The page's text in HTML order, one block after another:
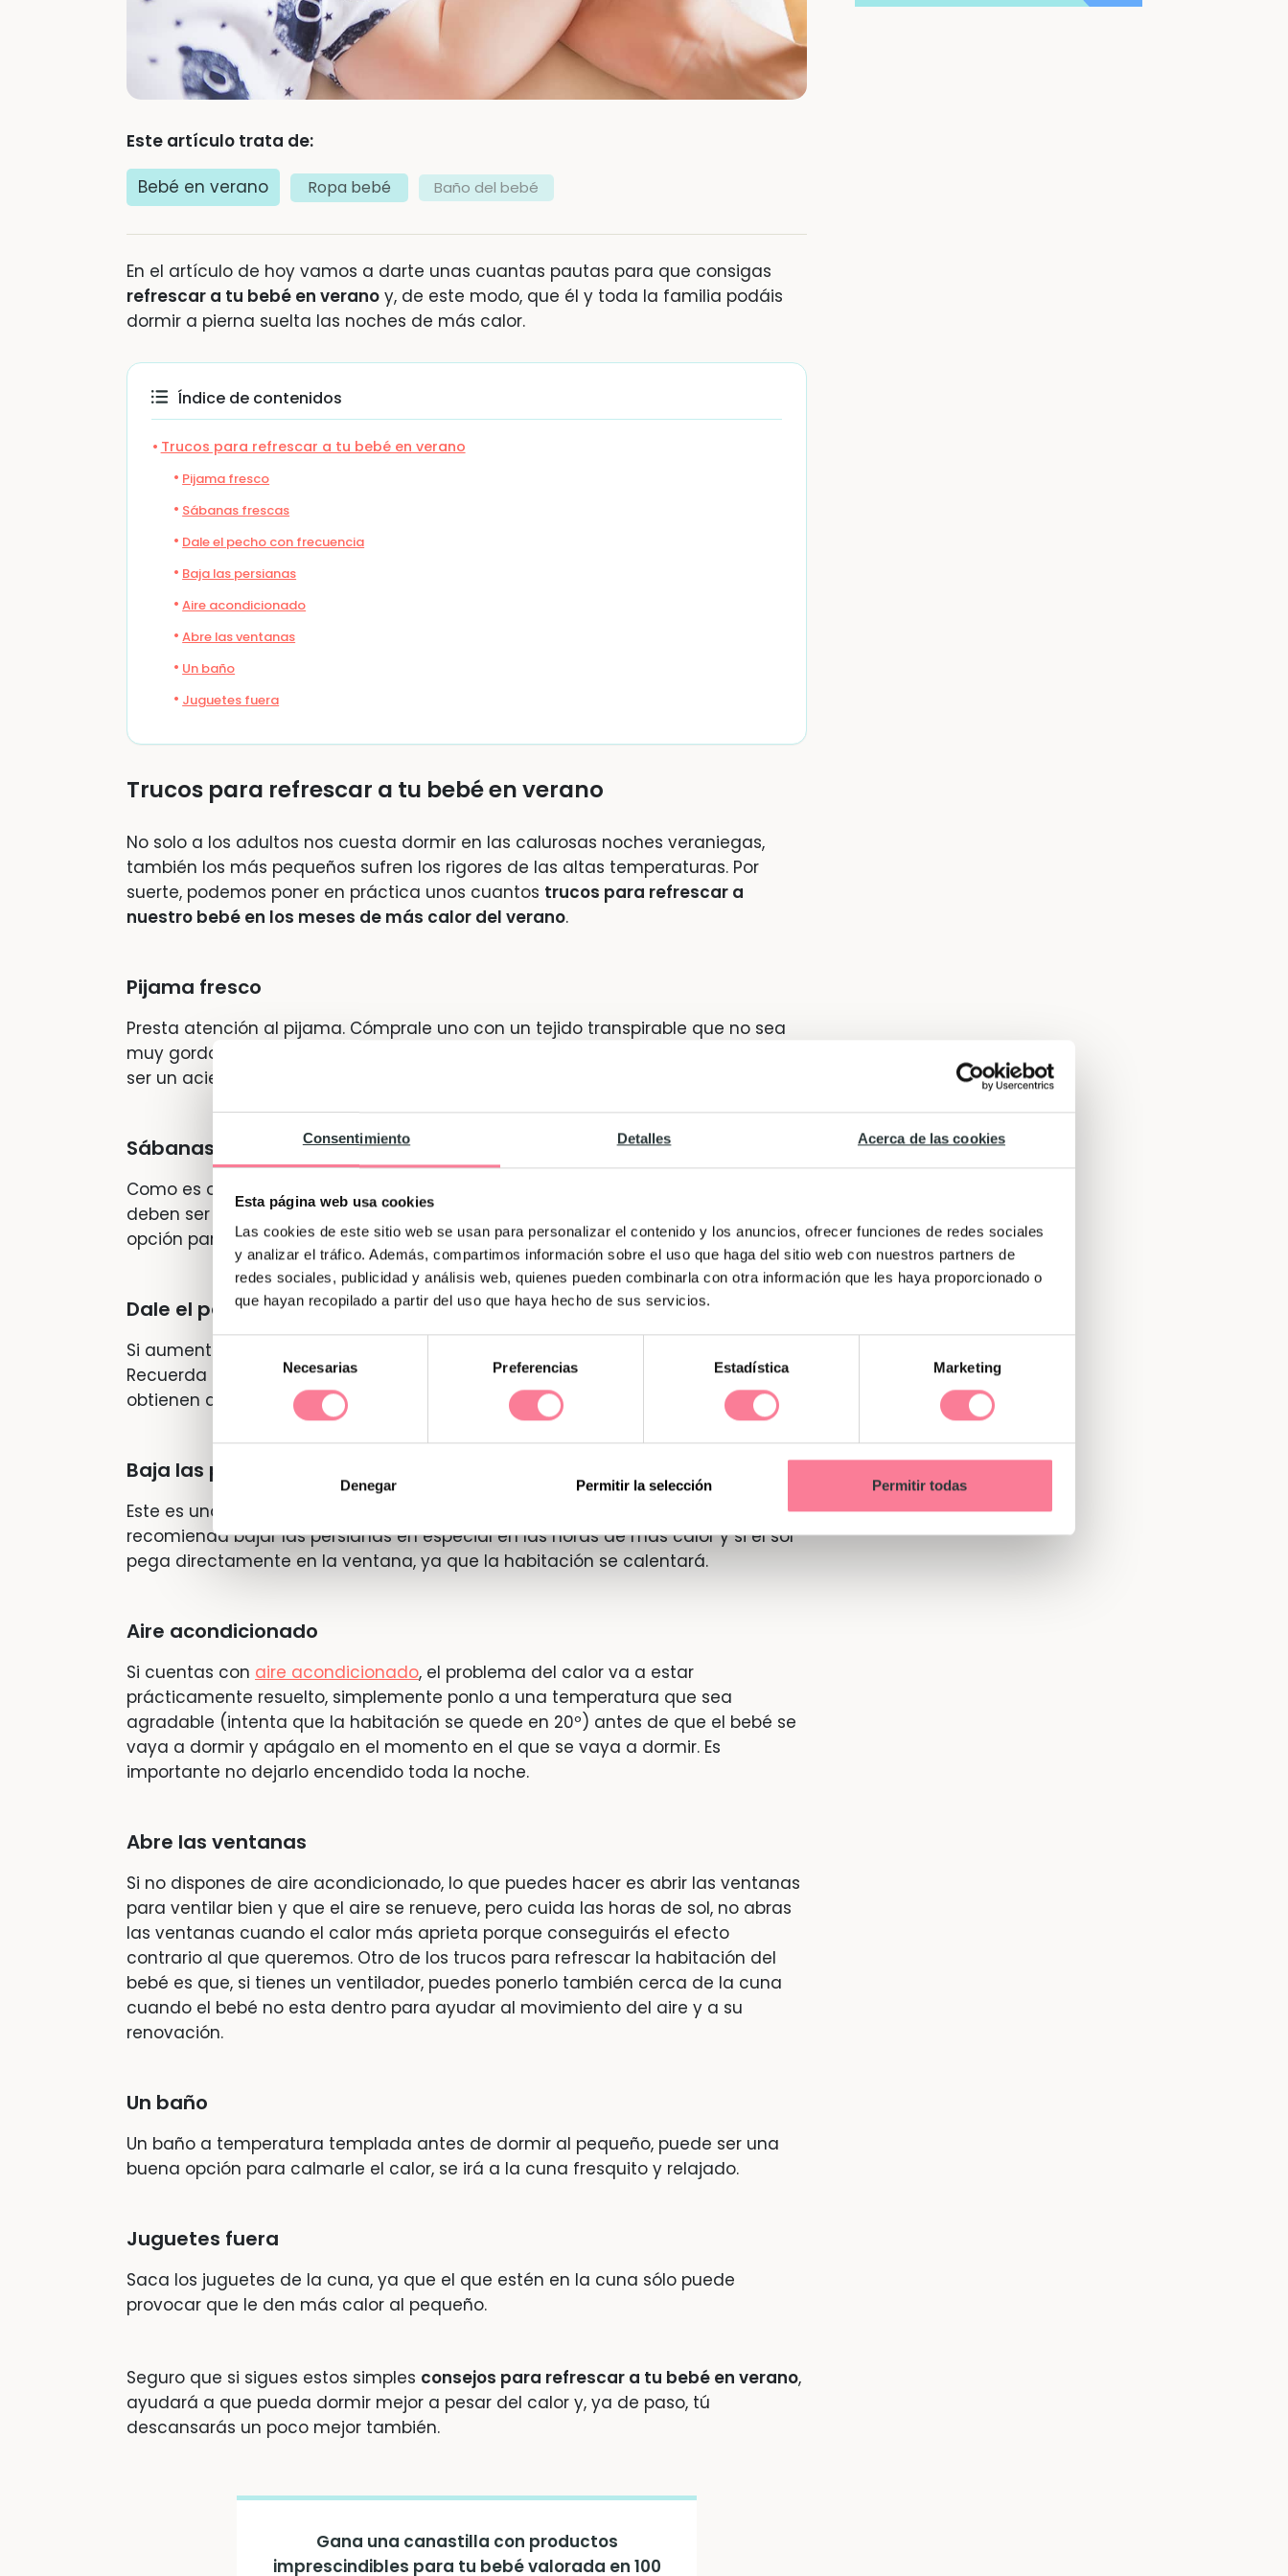
Consentimiento Detalles Acerca de las cookies
Esta página web usa cookies
Las cookies de este sitio web se usan para personalizar el contenido y los anuncios, ofrecer funciones de redes sociales
y analizar el tráfico. Además, compartimos información sobre el uso que haga del sitio web con nuestros partners de
redes sociales, publicidad y análisis web, quienes pueden combinarla con otra información que les haya proporcionado o
que hayan recopilado a partir del uso que haya hecho de sus servicios.
consentimiento
Necesarias Preferencias Estadística Marketing
Denegar Permitir la selección Permitir todas
Este artículo trata de:
Bebé en verano
Ropa bebé Baño del bebé
En el artículo de hoy vamos a darte unas cuantas pautas para que consigas
refrescar a tu bebé en verano y, de este modo, que él y toda la familia podáis
dormir a pierna suelta las noches de más calor.
Índice de contenidos
Trucos para refrescar a tu bebé en verano
Pijama fresco
Sábanas frescas
Dale el pecho con frecuencia
Baja las persianas
Aire acondicionado
Abre las ventanas
Un baño
Juguetes fuera
Trucos para refrescar a tu bebé en verano
No solo a los adultos nos cuesta dormir en las calurosas noches veraniegas,
también los más pequeños sufren los rigores de las altas temperaturas. Por
suerte, podemos poner en práctica unos cuantos trucos para refrescar a
nuestro bebé en los meses de más calor del verano.
Pijama fresco
Presta atención al pijama. Cómprale uno con un tejido transpirable que no sea
muy gordo y no le de mucho calor. Por ejemplo un tejido fino de algodón puede
ser un acierto.
Sábanas frescas
Como es obvio, no sólo es cuestión de vestirle con un pijama fresco, las sábanas
deben ser también fresquitas. Unas sábanas finas de algodón son la mejor
opción para el bebé en verano.
Dale el pecho con frecuencia
Si aumentas la frecuencia en la que le das el pecho, estará mejor hidratado.
Recuerda que a los bebés no hace falta darles agua, el agua que necesitan lo
obtienen a través de la leche.
Baja las persianas
Este es uno de los trucos para refrescar la habitación del bebé en verano. Se
recomienda bajar las persianas en especial en las horas de más calor y si el sol
pega directamente en la ventana, ya que la habitación se calentará.
Aire acondicionado
Si cuentas con aire acondicionado, el problema del calor va a estar
prácticamente resuelto, simplemente ponlo a una temperatura que sea
agradable (intenta que la habitación se quede en 20º) antes de que el bebé se
vaya a dormir y apágalo en el momento en el que se vaya a dormir. Es
importante no dejarlo encendido toda la noche.
Abre las ventanas
Si no dispones de aire acondicionado, lo que puedes hacer es abrir las ventanas
para ventilar bien y que el aire se renueve, pero cuida las horas de sol, no abras
las ventanas cuando el calor más aprieta porque conseguirás el efecto
contrario al que queremos. Otro de los trucos para refrescar la habitación del
bebé es que, si tienes un ventilador, puedes ponerlo también cerca de la cuna
cuando el bebé no esta dentro para ayudar al movimiento del aire y a su
renovación.
Un baño
Un baño a temperatura templada antes de dormir al pequeño, puede ser una
buena opción para calmarle el calor, se irá a la cuna fresquito y relajado.
Juguetes fuera
Saca los juguetes de la cuna, ya que el que estén en la cuna sólo puede
provocar que le den más calor al pequeño.
Seguro que si sigues estos simples consejos para refrescar a tu bebé en verano,
ayudará a que pueda dormir mejor a pesar del calor y, ya de paso, tú
descansarás un poco mejor también.
Gana una canastilla con productos
imprescindibles para tu bebé valorada en 100